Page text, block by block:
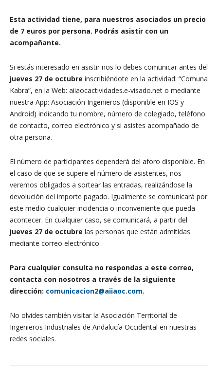
Esta actividad tiene, para nuestros asociados un precio
de 7 euros por persona. Podrás asistir con un
acompañante.
Si estás interesado en asistir nos lo debes comunicar antes del
jueves 27 de octubre inscribiéndote en la actividad: “Comuna
Kabra”, en la Web: aiiaocactividades.e-visado.net o mediante
nuestra App: Asociación Ingenieros (disponible en IOS y
Android) indicando tu nombre, número de colegiado, teléfono
de contacto, correo electrónico y si asistes acompañado de
otra persona.
El número de participantes dependerá del aforo disponible. En
el caso de que se supere el número de asistentes, nos
veremos obligados a sortear las entradas, realizándose la
devolución del importe pagado. Igualmente se comunicará por
este medio cualquier incidencia o inconveniente que pueda
acontecer. En cualquier caso, se comunicará, a partir del
jueves 27 de octubre las personas que están admitidas
mediante correo electrónico.
Para cualquier consulta no respondas a este correo,
contacta con nosotros a través de la siguiente
dirección: comunicacion2@aiiaoc.com.
No olvides también visitar la Asociación Territorial de
Ingenieros Industriales de Andalucía Occidental en nuestras
redes sociales.